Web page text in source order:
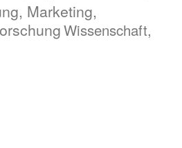
Marketing,
Wissenschaft,